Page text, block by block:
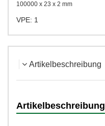
100000 x 23 x 2 mm
VPE: 1
Artikelbeschreibung
Artikelbeschreibung